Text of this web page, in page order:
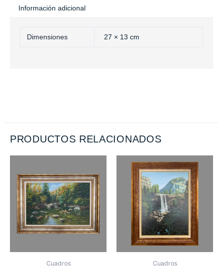
Información adicional
Dimensiones 27 × 13 cm
PRODUCTOS RELACIONADOS
Cuadros Cuadros